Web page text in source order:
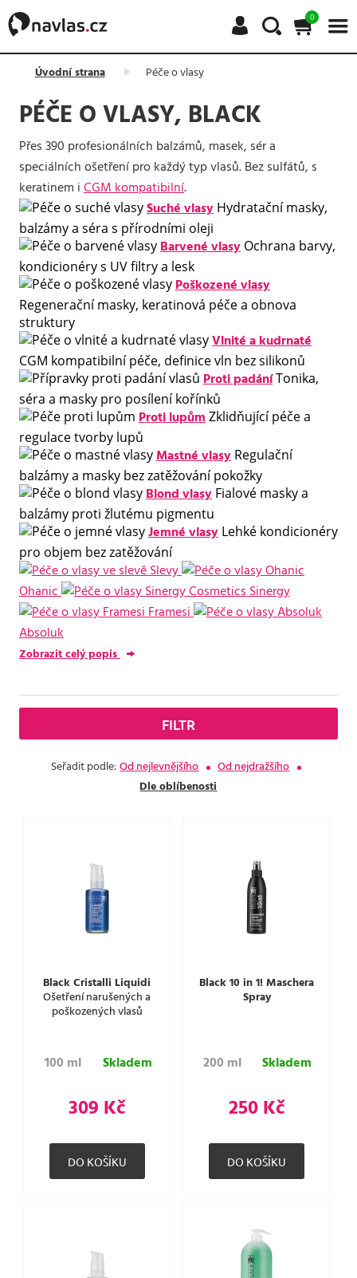
0
Úvodní strana Péče o vlasy
PÉČE O VLASY, BLACK
Přes 390 profesionálních balzámů, masek, sér a
speciálních ošetření pro každý typ vlasů. Bez sulfátů, s
keratinem iCGM kompatibilní.
Suché vlasy Hydratační masky,
balzámy a séra s přírodními oleji
Barvené vlasy Ochrana barvy,
kondicionéry s UV filtry a lesk
Poškozené vlasy
Regenerační masky, keratinová péče a obnova
struktury
Vlnité a kudrnaté
CGM kompatibilní péče, definice vln bez silikonů
Proti padáníTonika,
séra a masky pro posílení kořínků
Proti lupůmZklidňující péče a
regulace tvorby lupů
Mastné vlasy Regulační
balzámy a masky bez zatěžování pokožky
Blond vlasy Fialové masky a
balzámy proti žlutému pigmentu
Jemné vlasy Lehké kondicionéry
pro objem bez zatěžování
Slevy
Ohanic
Sinergy
Framesi
Absoluk
Zobrazit celý popis
FILTR
Seřadit podle:Od nejlevnějšího
Od nejdražšího
Dle oblíbenosti
Black Cristalli Liquidi
Ošetření narušených a
poškozených vlasů
100 ml Skladem
309 Kč
Black 10 in 1! Maschera
Spray
200 ml Skladem
250 Kč